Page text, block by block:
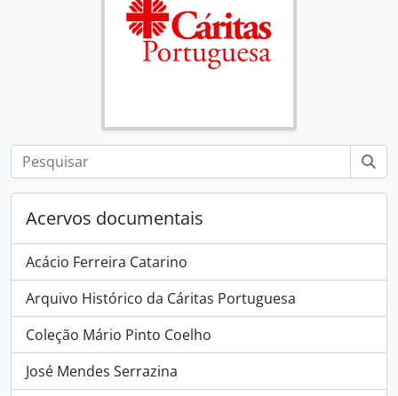
Acervos documentais
Acácio Ferreira Catarino
Arquivo Histórico da Cáritas Portuguesa
Coleção Mário Pinto Coelho
José Mendes Serrazina